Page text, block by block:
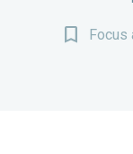
bookmark_border Focus